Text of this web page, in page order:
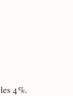
4 %.